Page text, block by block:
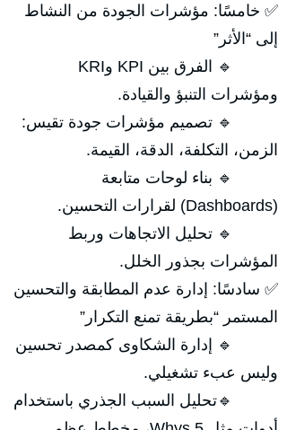
✅ خامسًا: مؤشرات الجودة من النشاط
إلى “الأثر”
🔹 الفرق بين KPI وKRI
ومؤشرات التنبؤ والقيادة.
🔹 تصميم مؤشرات جودة تقيس:
الزمن، التكلفة، الدقة، القيمة.
🔹 بناء لوحات متابعة
(Dashboards) لقرارات التحسين.
🔹 تحليل الاتجاهات وربط
المؤشرات بجذور الخلل.
✅ سادسًا: إدارة عدم المطابقة والتحسين
المستمر “بطريقة تمنع التكرار”
🔹 إدارة الشكاوى كمصدر تحسين
وليس عبء تشغيلي.
🔹تحليل السبب الجذري باستخدام